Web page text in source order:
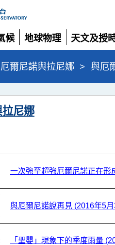
候
開
地球物理
展
開
天文及授
展
開
厄爾尼諾與拉尼娜 > 與厄
尼娜
一次強至超強厄爾尼諾正在形
與厄爾尼諾說再見 (2016年5
「聖嬰」現象下的季度雨量